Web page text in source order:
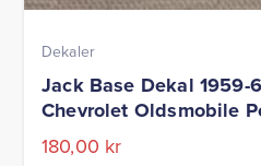
Dekaler
Jack Base Dekal 1959-
Chevrolet Oldsmobile
180,00 kr